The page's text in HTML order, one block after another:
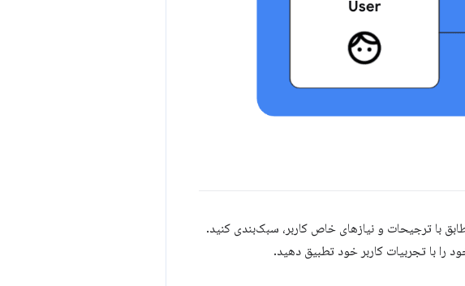
با ترجیحات و نیازهای خاص کاربر، سبک‌بندی کنید.
را با تجربیات کاربر خود تطبیق دهید.